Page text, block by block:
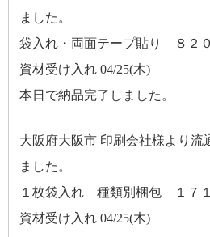
ました。
袋入れ・両面テープ貼り ８２
資材受け入れ 04/25(木)
本日で納品完了しました。
大阪府大阪市 印刷会社様より流
ました。
１枚袋入れ 種類別梱包 １７
資材受け入れ 04/25(木)